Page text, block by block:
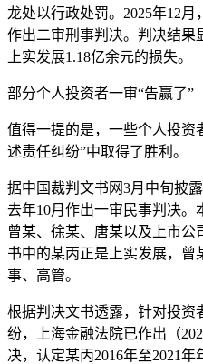
龙处以行政处罚。2025年12
作出二审刑事判决。 判决结果
上实发展1.18亿余元的损失。
部分个人投资者一审“告赢了”
值得一提的是，一些个人投资
述责任纠纷”中取得了胜利。
据中国裁判文书网3月中旬披
去年10月作出一审民事判决。
曾某、徐某、唐某以及上市
书中的某丙正是上实发展，曾
事、高管。
根据判决文书透露，针对投资
纷，上海金融法院已作出（
决，认定某丙2016年至2021